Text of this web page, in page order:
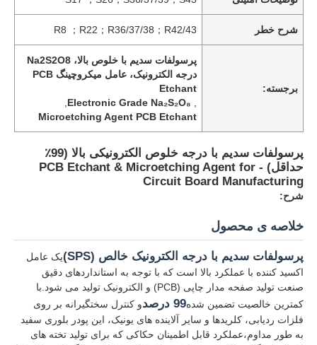
شرح خطر R8 ；R22；R36/37/38；R42/43
برجسته:
پرسولفات سدیم با خلوص بالا، Na2S2O8
درجه الکترونیک، عامل میکروچینگ PCB
Etchant
Electronic Grade Na₂S₂O₈
Microetching Agent PCB Etchant
پرسولفات سدیم با درجه خلوص الکترونیکی بالا (99٪
حداقل) - PCB Etchant & Microetching Agent for
Circuit Board Manufacturing
شرح:
خلاصه ی محصول
پرسولفات سدیم با درجه الکترونیک خالص (SPS)
یک عامل
اکسید کننده با عملکرد بالا است که با توجه به استانداردهای دقیق
صنعت تولید صفحه مدار چاپی (PCB) و الکترونیک تولید می شود.با
کمترین خالصیت تضمین شده99 درصد
و کنترل سختگیرانه بر روی
فلزات ردیابی، کلریدها و سایر آلاینده های یونیک، این پودر بلوری سفید
به طور مداوم،عملکرد قابل اطمینان حکاکی که برای تولید تخته های